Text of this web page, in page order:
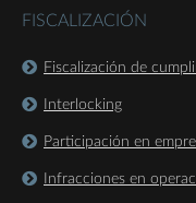
FISCALIZACIÓN
Fiscalización de
Interlocking
Participación en
Infracciones en